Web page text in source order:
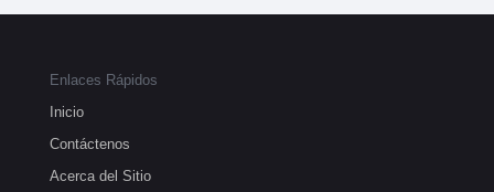
Enlaces Rápidos
Inicio
Contáctenos
Acerca del Sitio